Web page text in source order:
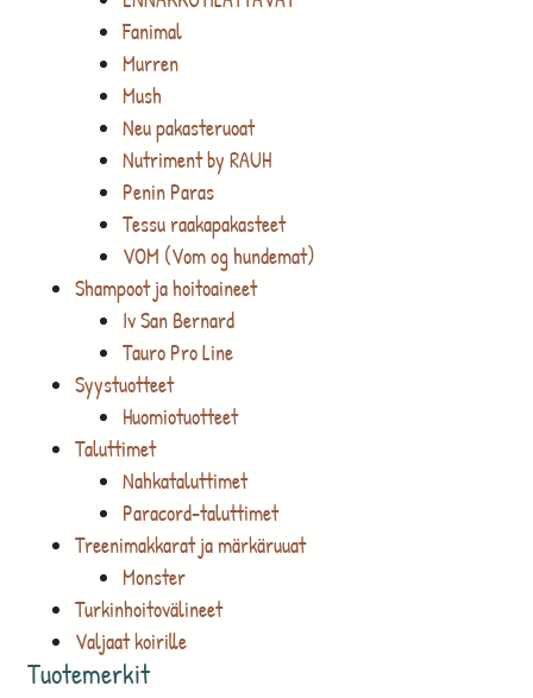
Fanimal
Murren
Mush
Neu pakasteruoat
Nutriment by RAUH
Penin Paras
Tessu raakapakasteet
VOM (Vom og hundemat)
Shampoot ja hoitoaineet
Iv San Bernard
Tauro Pro Line
Syystuotteet
Huomiotuotteet
Taluttimet
Nahkataluttimet
Paracord-taluttimet
Treenimakkarat ja märkäruuat
Monster
Turkinhoitovälineet
Valjaat koirille
Tuotemerkit